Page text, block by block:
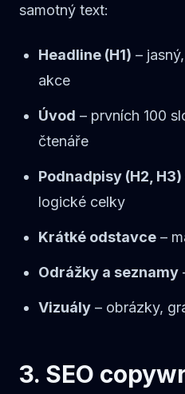
samotný text:
Headline (H1) –
akce
Úvod – prvních 100
čtenáře
Podnadpisy (H2, H3)
logické celky
Krátké odstavce –
Odrážky a seznamy
Vizuály – obrázky,
3. SEO